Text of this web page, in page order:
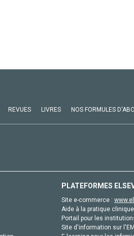
REVUES LIVRES NOS FORMULES
PLATEFORMES
Site e-commerce :
Aide à la pratique
Portail pour les
Site d'information sur